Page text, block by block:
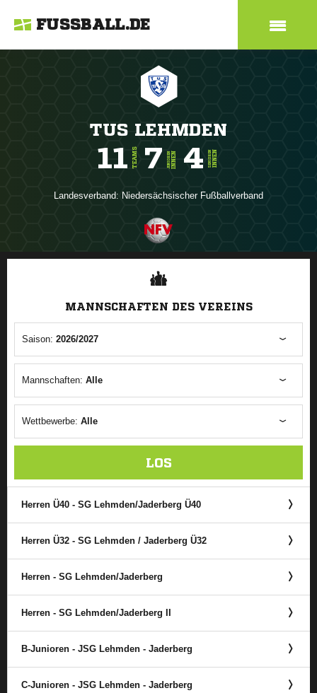
FUSSBALL.DE
TUS LEHMDEN
11 TEAMS 7 JUNIORENINNEN 4 SENIORENINNEN
Landesverband: Niedersächsischer Fußballverband
ANZEIGE
MANNSCHAFTEN DES VEREINS
Saison: 2026/2027
Mannschaften: Alle
Wettbewerbe: Alle
LOS
Herren Ü40 - SG Lehmden/​Jaderberg Ü40
Herren Ü32 - SG Lehmden /​ Jaderberg Ü32
Herren - SG Lehmden/​Jaderberg
Herren - SG Lehmden/​Jaderberg II
B-Junioren - JSG Lehmden - Jaderberg
C-Junioren - JSG Lehmden - Jaderberg